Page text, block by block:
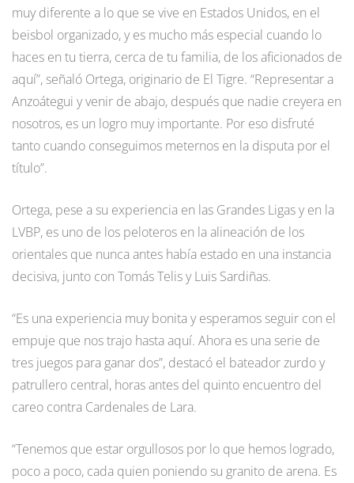
muy diferente a lo que se vive en Estados Unidos, en el
beisbol organizado, y es mucho más especial cuando lo
haces en tu tierra, cerca de tu familia, de los aficionados de
aquí”, señaló Ortega, originario de El Tigre. “Representar a
Anzoátegui y venir de abajo, después que nadie creyera en
nosotros, es un logro muy importante. Por eso disfruté
tanto cuando conseguimos meternos en la disputa por el
título”.
Ortega, pese a su experiencia en las Grandes Ligas y en la
LVBP, es uno de los peloteros en la alineación de los
orientales que nunca antes había estado en una instancia
decisiva, junto con Tomás Telis y Luis Sardiñas.
“Es una experiencia muy bonita y esperamos seguir con el
empuje que nos trajo hasta aquí. Ahora es una serie de
tres juegos para ganar dos”, destacó el bateador zurdo y
patrullero central, horas antes del quinto encuentro del
careo contra Cardenales de Lara.
“Tenemos que estar orgullosos por lo que hemos logrado,
poco a poco, cada quien poniendo su granito de arena. Es